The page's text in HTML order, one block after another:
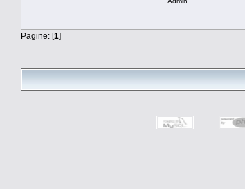
Pagine: [1]